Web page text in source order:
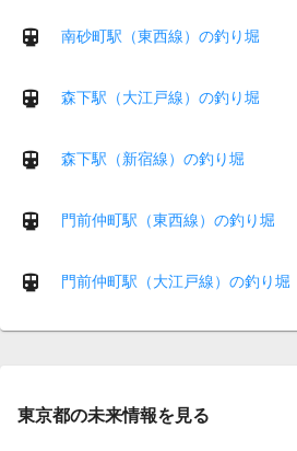
南砂町駅（東西線）の釣り堀
森下駅（大江戸線）の釣り堀
森下駅（新宿線）の釣り堀
門前仲町駅（東西線）の釣り堀
門前仲町駅（大江戸線）の釣り堀
東京都の未来情報を見る